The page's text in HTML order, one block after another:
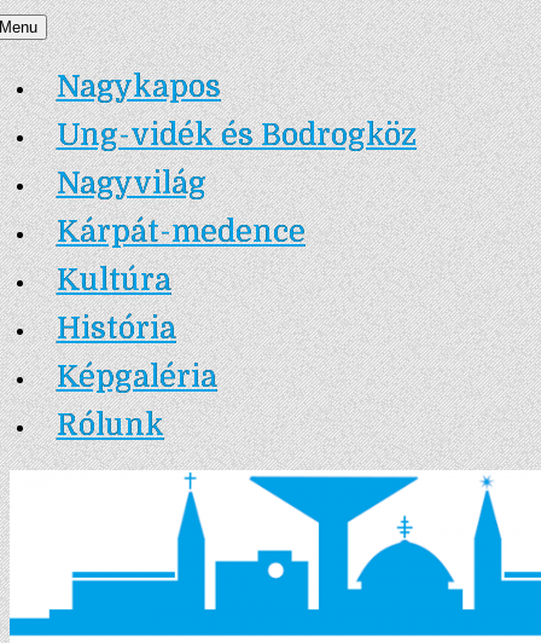
Skip
to
content
Nagykapos.ma
Nagykapos
Ung-vidék és Bodrogköz
Nagyvilág
Kárpát-medence
Kultúra
História
Képgaléria
Rólunk